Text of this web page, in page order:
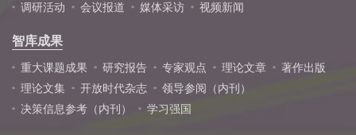
调研活动 会议报道 媒体采访 视频新闻
智库成果
重大课题成果 研究报告 专家观点 理论文章
著作出版
理论文集
开放时代杂志
领导参阅（内刊）
决策信息参考（内刊）
学习强国